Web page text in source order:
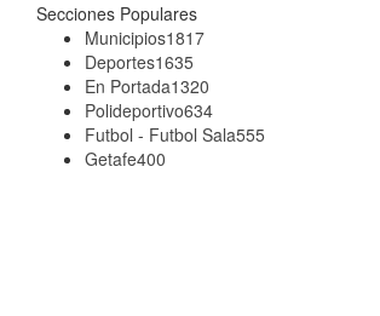
Secciones Populares
Municipios1817
Deportes1635
En Portada1320
Polideportivo634
Futbol - Futbol Sala555
Getafe400